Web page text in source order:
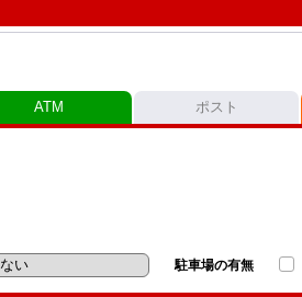
駐車場の有無
ATM ポスト